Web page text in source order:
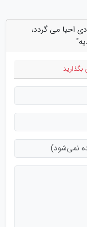
احیا می گردد،
بگذارید